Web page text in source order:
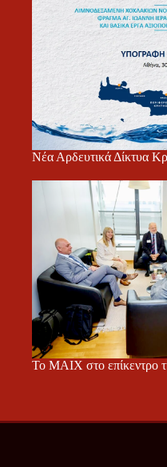
Νέα Αρδευτικά Δίκτυα
Το ΜΑΙΧ στο επίκεντρο